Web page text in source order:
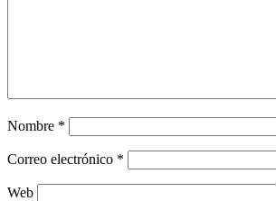
Nombre *
Correo electrónico *
Web